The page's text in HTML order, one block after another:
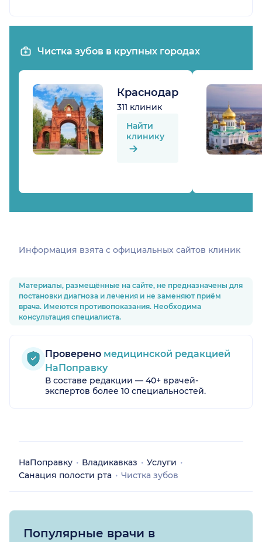
Чистка зубов в крупных городах
Краснодар
311 клиник
Найти
клинику
Информация взята c официальных сайтов клиник
Материалы, размещённые на сайте, не предназначены для
постановки диагноза и лечения и не заменяют приём
врача. Имеются противопоказания. Необходима
консультация специалиста.
Проверено медицинской редакцией
НаПоправку
В составе редакции — 40+ врачей-
экспертов более 10 специальностей.
НаПоправку Владикавказ
Услуги
Санация полости рта
Чистка зубов
Популярные врачи в